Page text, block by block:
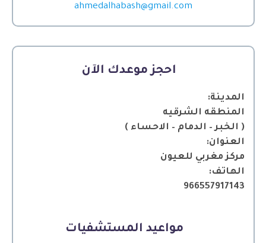
ahmedalhabash@gmail.com
احجز موعدك الآن
المدينة:
المنطقه الشرقيه
( الخبر – الدمام – الاحساء )
العنوان:
مركز مغربي للعيون
الهاتف:
966557917143
مواعيد المستشفيات